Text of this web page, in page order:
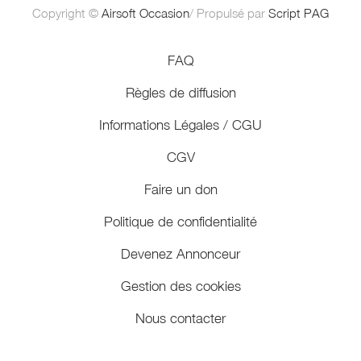
Copyright © Airsoft Occasion/ Propulsé par Script PAG
FAQ
Règles de diffusion
Informations Légales / CGU
CGV
Faire un don
Politique de confidentialité
Devenez Annonceur
Gestion des cookies
Nous contacter